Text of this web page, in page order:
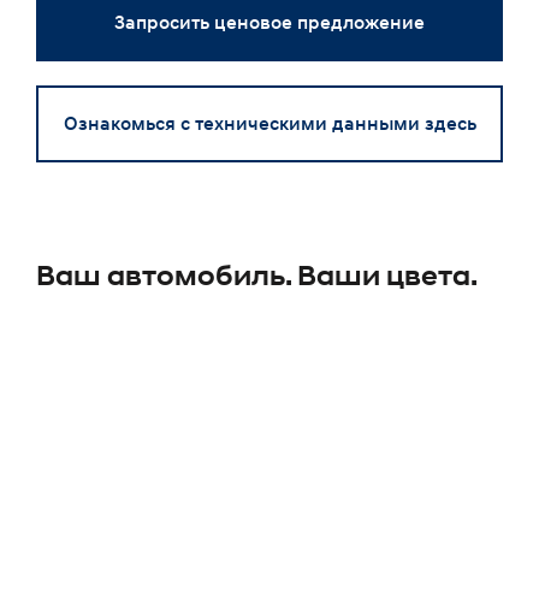
Запросить ценовое предложение
Ознакомься с техническими данными здесь
Ваш автомобиль. Ваши цвета.